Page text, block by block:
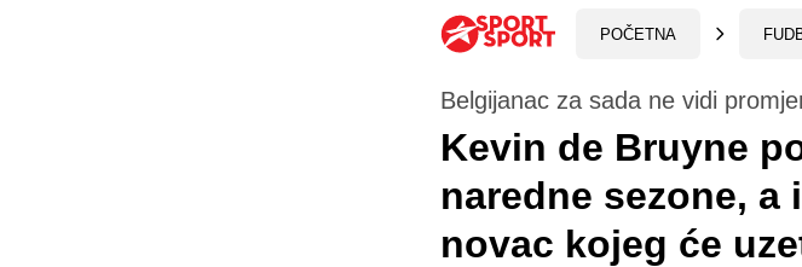
POČETNA
Belgijanac za sada ne vidi
Kevin de Bruyne
naredne sezone, a
novac kojeg će